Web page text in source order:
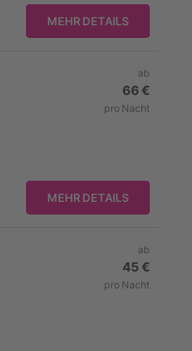
MEHR DETAILS
ab
66 €
pro Nacht
MEHR DETAILS
ab
45 €
pro Nacht